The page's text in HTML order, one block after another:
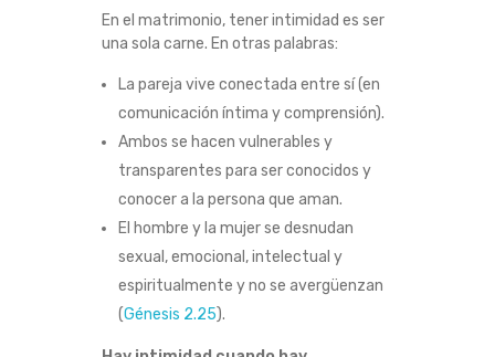
En el matrimonio, tener intimidad es ser
una sola carne. En otras palabras:
La pareja vive conectada entre sí (en
comunicación íntima y comprensión).
Ambos se hacen vulnerables y
transparentes para ser conocidos y
conocer a la persona que aman.
El hombre y la mujer se desnudan
sexual, emocional, intelectual y
espiritualmente y no se avergüenzan
(Génesis 2.25).